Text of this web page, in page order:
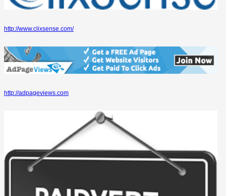
http://www.clixsense.com/
http://adpageviews.com